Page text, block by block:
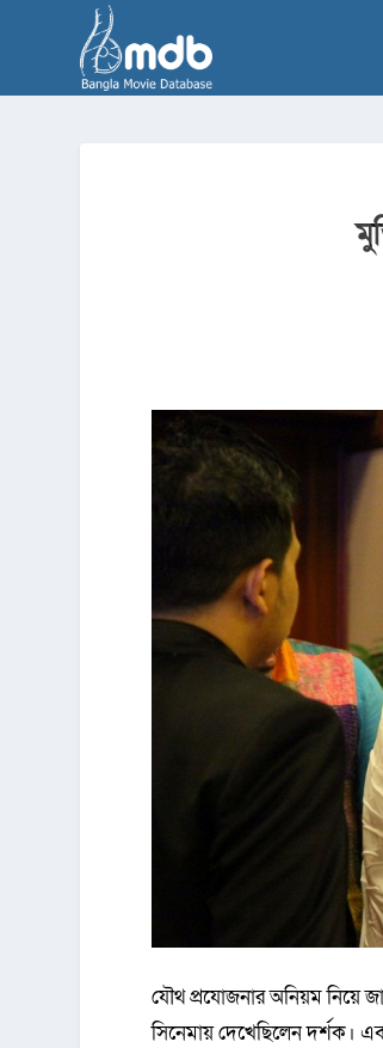
যৌথ প্রযোজনার অনিয়ম নিয়ে
সিনেমায় দেখেছিলেন দর্শক।